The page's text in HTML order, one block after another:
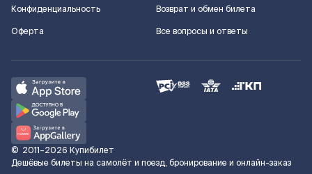
Конфиденциальность
Оферта
Возврат и обмен билета
Все вопросы и ответы
© 2011–2026 Купибилет
Дешёвые билеты на самолёт и поезд, бронирование и онлайн-заказ